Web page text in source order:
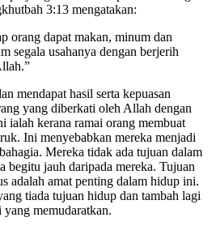
3:13 mengatakan:
orang dapat makan, minum dan
segala usahanya dengan berjerih
mendapat hasil serta kepuasan
yang diberkati oleh Allah dengan
ialah kerana ramai orang membuat
Ini menyebabkan mereka menjadi
Mereka tidak ada tujuan dalam
begitu jauh daripada mereka. Tujuan
adalah amat penting dalam hidup ini.
tiada tujuan hidup dan tambah lagi
memudaratkan.